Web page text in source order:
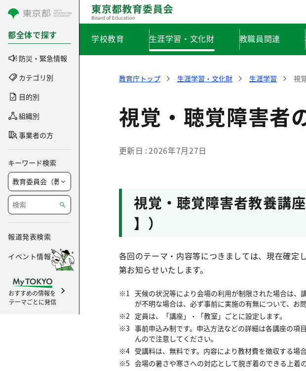
コンテンツにスキップ
都全体で探す
防災・緊急情報
カテゴリ別
目的別
組織別
事業者の方
キーワード検索
報道発表検索
イベント情報
おすすめの情報を
テーマごとに発信
学校教育 生涯学習・文化財 教職員関連
教育庁トップ 生涯学習・文化財 生涯学習 視
視覚・聴覚障害者
更新日 2026年7月27日
視覚・聴覚障害者教養講
】）
各回のテーマ・内容等につきましては、現在確定
第お知らせいたします。
天候の状況等により会場の利用が制限された場合は
が不明な場合は、必ず事前に実施の有無について、お
定員は、「講座」・「教室」ごとに設定します。
事前申込み制です。申込方法などの詳細は各講座の項
んので注意してください。
受講料は、無料です。内容により教材費を徴収する場
会場の暑さや寒さへの対応として脱ぎ着のできる上着